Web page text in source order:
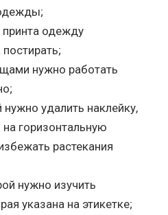
принта одежду
нужно работать
удалить наклейку,
горизонтальную
растекания
нужно изучить
указана на этикетке;